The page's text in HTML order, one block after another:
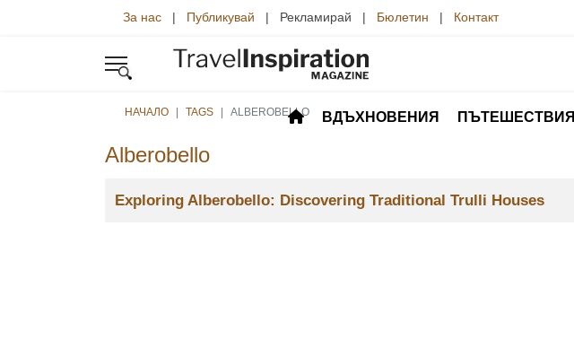
За нас | Публикувай | Рекламирай | Бюлетин | Контакт
ВДЪХНОВЕНИЯ ПЪТЕШЕСТВИЯ
НАЧАЛО TAGS ALBEROBELLO
Alberobello
Заглавие
Exploring Alberobello: Discovering Traditional Trulli Houses